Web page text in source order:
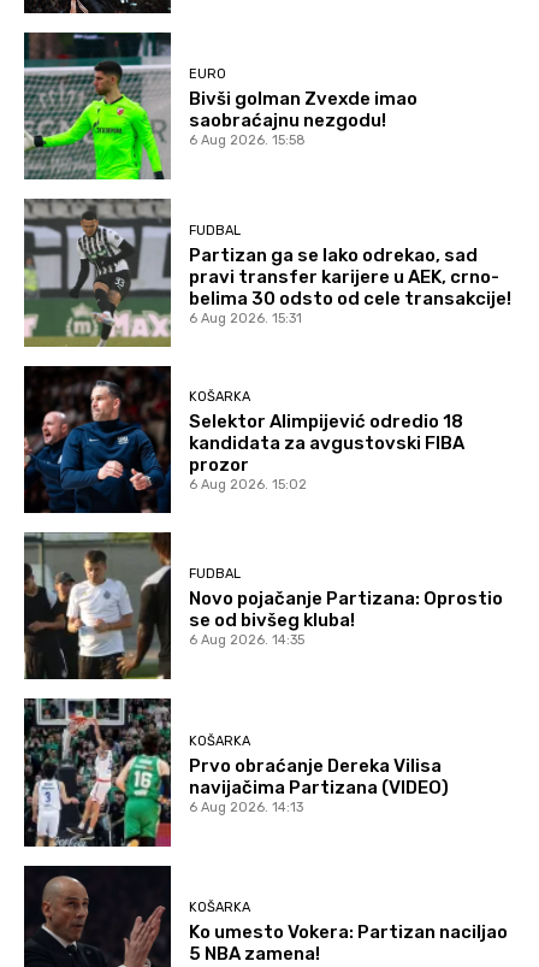
EURO
Bivši golman Zvexde imao
saobraćajnu nezgodu!
6 Aug 2026. 15:58
FUDBAL
Partizan ga se lako odrekao, sad
pravi transfer karijere u AEK, crno-
belima 30 odsto od cele transakcije!
6 Aug 2026. 15:31
KOŠARKA
Selektor Alimpijević odredio 18
kandidata za avgustovski FIBA
prozor
6 Aug 2026. 15:02
FUDBAL
Novo pojačanje Partizana: Oprostio
se od bivšeg kluba!
6 Aug 2026. 14:35
KOŠARKA
Prvo obraćanje Dereka Vilisa
navijačima Partizana (VIDEO)
6 Aug 2026. 14:13
KOŠARKA
Ko umesto Vokera: Partizan naciljao
5 NBA zamena!